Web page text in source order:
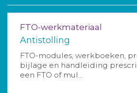
FTO-werkmateriaal
Antistolling
FTO-modules, werkboeken,
bijlage en handleiding
een FTO of mul...